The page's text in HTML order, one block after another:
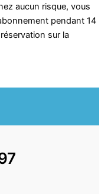
aucun risque, vous
pendant 14
sur la